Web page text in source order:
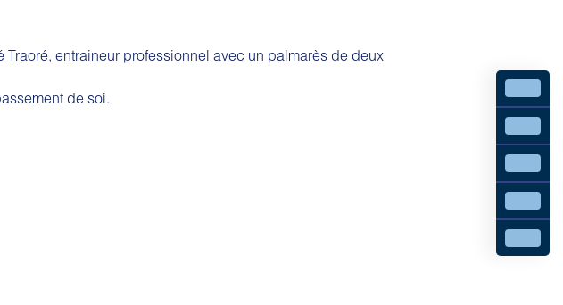
entraineur professionnel avec un palmarès de deux
de soi.